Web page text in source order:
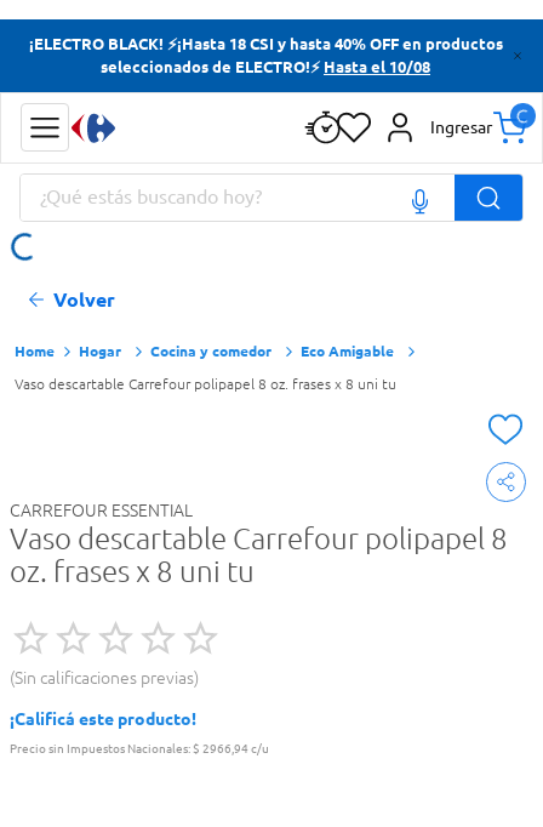
¡ELECTRO BLACK! ⚡¡Hasta 18 CSI y hasta 40% OFF en productos
seleccionados de ELECTRO!⚡ Hasta el 10/08
Ingresar
¿Qué estás buscando hoy?
Volver
Hogar Cocina y comedor Eco Amigable
Vaso descartable Carrefour polipapel 8 oz. frases x 8 uni tu
CARREFOUR ESSENTIAL
Vaso descartable Carrefour polipapel 8
oz. frases x 8 uni tu
Sin calificaciones previas
¡Calificá este producto!
Precio sin Impuestos Nacionales:$ 2966,94 c/u
Términos más buscados
Yerba
Cerveza
Doves
Términos más buscados
Cerveza
Doves
Jabon Tocador